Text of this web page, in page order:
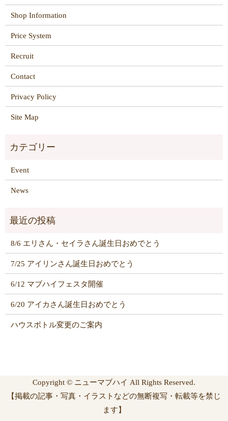
Shop Information
Price System
Recruit
Contact
Privacy Policy
Site Map
Event
News
8/6 エリさん・セイラさん誕生日おめでとう
7/25 アイリンさん誕生日おめでとう
6/12 マブハイフェスタ開催
6/20 アイカさん誕生日おめでとう
ハウスボトル変更のご案内
Copyright © ニューマブハイ All Rights Reserved.
【掲載の記事・写真・イラストなどの無断複写・転載等を禁じ
ます】